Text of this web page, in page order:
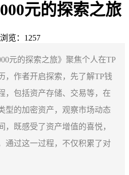
元的探索之旅
浏览：1257
元的探索之旅》聚焦个人在TP
，作者开启探索，先了解TP钱
，包括资产存储、交易等，在
型的加密资产，观察市场动态
，既感受了资产增值的喜悦，
通过这一过程，不仅积累了对